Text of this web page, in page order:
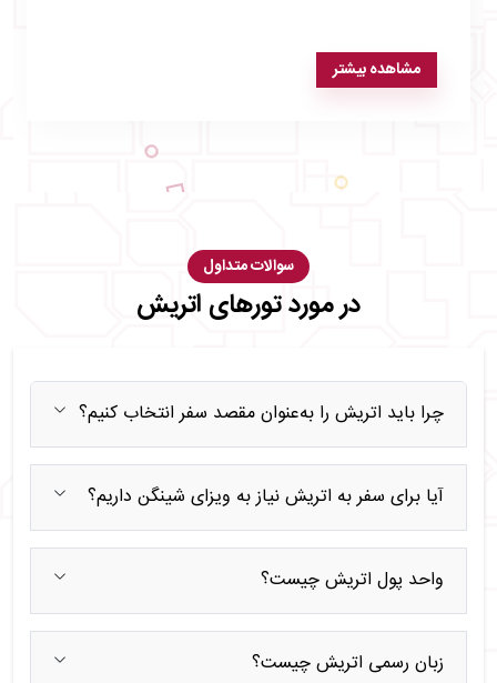
مشاهده بیشتر
سوالات متداول
در مورد تورهای اتریش
چرا باید اتریش را به‌عنوان مقصد سفر انتخاب کنیم؟
آیا برای سفر به اتریش نیاز به ویزای شینگن داریم؟
واحد پول اتریش چیست؟
زبان رسمی اتریش چیست؟